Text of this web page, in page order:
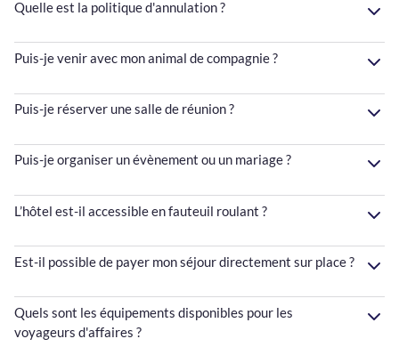
Quelle est la politique d'annulation ?
Puis-je venir avec mon animal de compagnie ?
Puis-je réserver une salle de réunion ?
Puis-je organiser un évènement ou un mariage ?
L’hôtel est-il accessible en fauteuil roulant ?
Est-il possible de payer mon séjour directement sur place ?
Quels sont les équipements disponibles pour les
voyageurs d'affaires ?